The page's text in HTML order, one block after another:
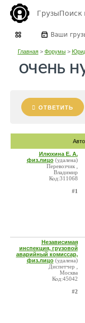
ГрузыПоиск
Ваши
Главная> Форумы>
очень
ОТВЕТИТЬ
Илюхина Е. А.
физ.лицо (удалена)
Перевозчик ,
Владимир
Код:311068
#1
Независимая
инспекция, грузовой
аварийный комиссар,
физ.лицо (удалена)
Диспетчер ,
Москва
Код:45042
#2